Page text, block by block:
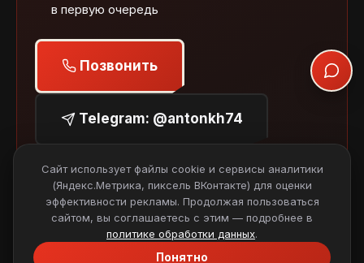
в первую очередь
Позвонить
Telegram: @antonkh74
MAX
Или сначала пройдите короткий квиз на 5 вопросов →
Сайт использует файлы cookie и сервисы аналитики
(Яндекс.Метрика, пиксель ВКонтакте) для оценки
эффективности рекламы. Продолжая пользоваться
сайтом, вы соглашаетесь с этим — подробнее в
политике обработки данных.
Понятно